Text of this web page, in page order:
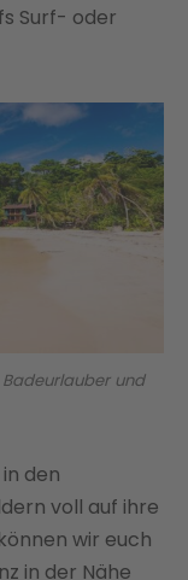
Surf- oder
und
den
voll auf ihre
wir euch
in der Nähe